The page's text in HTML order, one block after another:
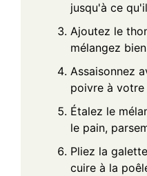
jusqu'à ce
Ajoutez le
mélangez
Assaisonnez
poivre à votre
Étalez le
le pain,
Pliez la
cuire à la